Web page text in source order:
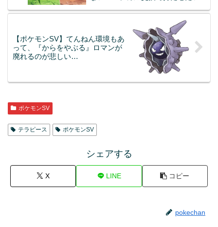
【ポケモンSV】てんねん環境もあ
って、『からをやぶる』ロマンが
廃れるのが悲しい…
ポケモンSV
テラピース ポケモンSV
シェアする
X LINE コピー
pokechan